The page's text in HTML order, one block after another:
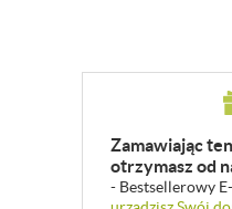
Zamawiając
otrzymasz od
- Bestsellerowy